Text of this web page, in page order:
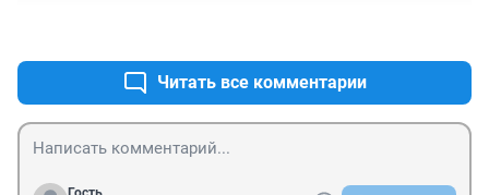
или животных.
Надо штрафы
за такое ввестии большие, чтобы думали своей
головой прежде, чем творить.
Все зло к таким вернётся бумерангом.
Читать все комментарии